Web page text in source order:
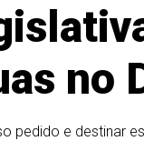
no
pedido e destinar